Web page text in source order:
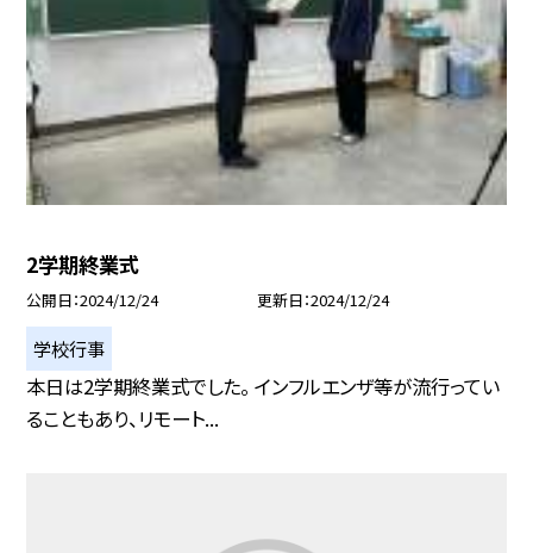
2学期終業式
公開日 2024/12/24 更新日 2024/12/24
学校行事
本日は2学期終業式でした。 インフルエンザ等が流行ってい
ることもあり、リモート...